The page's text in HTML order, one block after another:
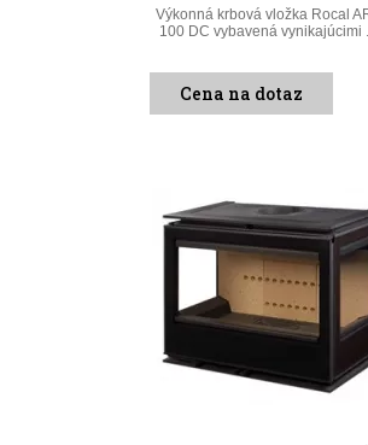
Výkonná krbová vložka Rocal
100 DC vybavená vynikajúcimi
Cena na dotaz